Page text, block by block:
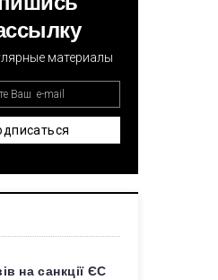
материалы
на санкції ЄС